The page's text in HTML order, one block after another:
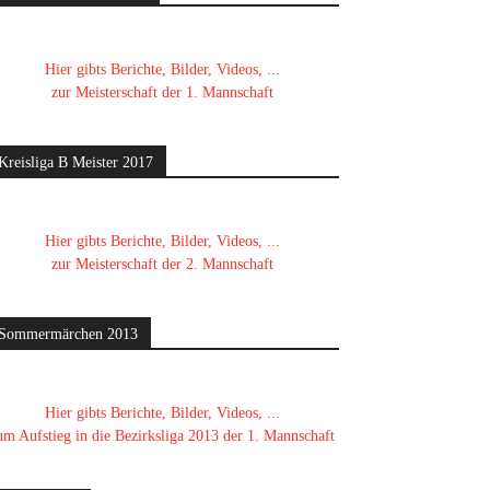
Hier gibts Berichte, Bilder, Videos, ...
zur Meisterschaft der 1. Mannschaft
B Meister 2017
Hier gibts Berichte, Bilder, Videos, ...
zur Meisterschaft der 2. Mannschaft
2013
Hier gibts Berichte, Bilder, Videos, ...
Aufstieg in die Bezirksliga 2013 der 1. Mannschaft